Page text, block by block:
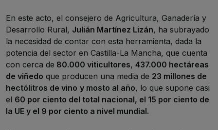
En este acto, el consejero de Agricultura, Ganadería y
Desarrollo Rural, Julián Martínez Lizán, ha subrayado
la necesidad de contar con esta herramienta, dada la
potencia del sector en Castilla-La Mancha, que cuenta
con cerca de 80.000 viticultores, 437.000 hectáreas
de viñedo que producen una media de 23 millones de
hectólitros de vino y mosto al año, lo que supone casi
el 60 por ciento del total nacional, el 15 por ciento de
la UE y el 9 por ciento a nivel mundial.